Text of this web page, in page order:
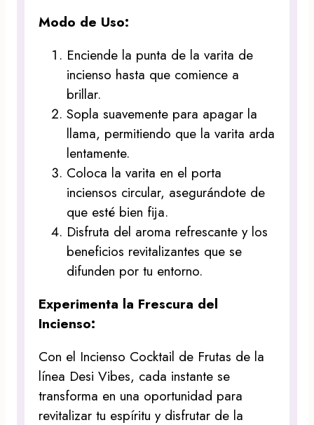
Modo de Uso:
Enciende la punta de la varita de
incienso hasta que comience a
brillar.
Sopla suavemente para apagar la
llama, permitiendo que la varita arda
lentamente.
Coloca la varita en el porta
inciensos circular, asegurándote de
que esté bien fija.
Disfruta del aroma refrescante y los
beneficios revitalizantes que se
difunden por tu entorno.
Experimenta la Frescura del
Incienso:
Con el Incienso Cocktail de Frutas de la
línea Desi Vibes, cada instante se
transforma en una oportunidad para
revitalizar tu espíritu y disfrutar de la